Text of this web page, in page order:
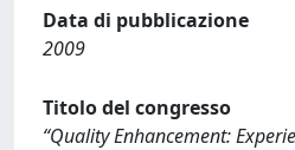
Data di pubblicazione
2009
Titolo del congresso
“Quality Enhancement: